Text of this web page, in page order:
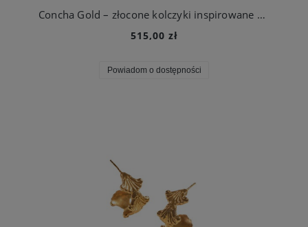
Concha Gold – złocone kolczyki inspirowane morską muszlą
515,00 zł
Powiadom o dostępności